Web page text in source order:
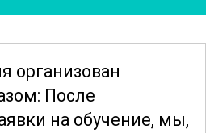
правильное
знание правил
случае кулинарных
организован
После
на обучение, мы,